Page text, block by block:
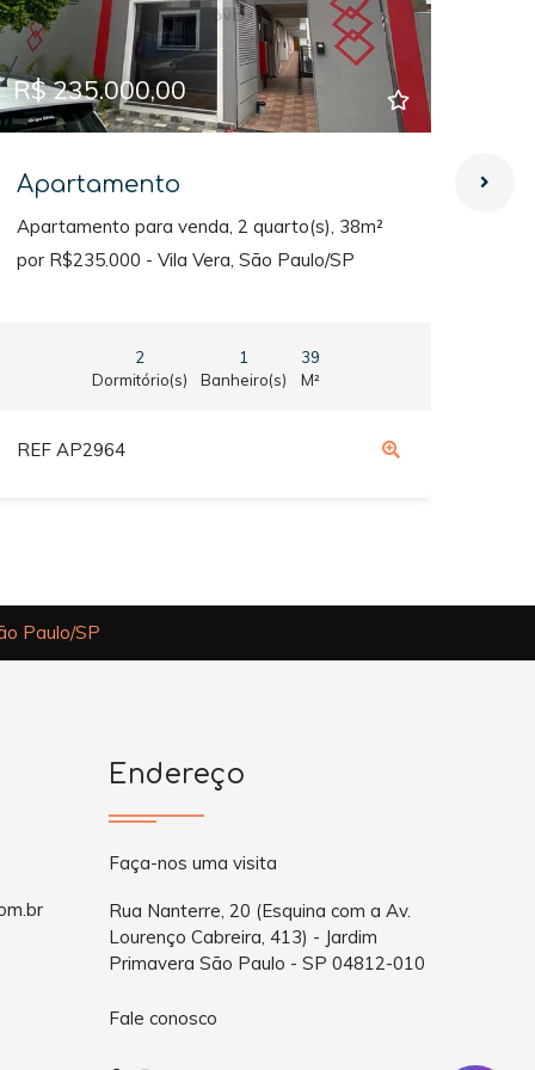
R$ 235.000,00
Apartamento
Apartamento para venda, 2 quarto(s), 38m²
por R$235.000 - Vila Vera, São Paulo/SP
2
Dormitório(s)
1
Banheiro(s)
39
M²
REF AP2964
Paulo/SP
Endereço
Faça-nos uma visita
Rua Nanterre, 20 (Esquina com a Av.
Lourenço Cabreira, 413) - Jardim
Primavera São Paulo - SP 04812-010
Fale conosco